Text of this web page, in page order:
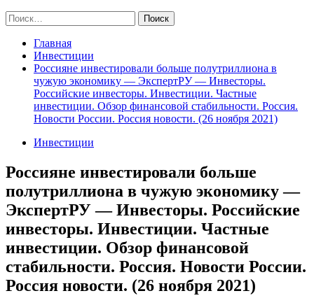
Найти:
Главная
Инвестиции
Россияне инвестировали больше полутриллиона в
чужую экономику — ЭкспертРУ — Инвесторы.
Российские инвесторы. Инвестиции. Частные
инвестиции. Обзор финансовой стабильности. Россия.
Новости России. Россия новости. (26 ноября 2021)
Инвестиции
Россияне инвестировали больше
полутриллиона в чужую экономику —
ЭкспертРУ — Инвесторы. Российские
инвесторы. Инвестиции. Частные
инвестиции. Обзор финансовой
стабильности. Россия. Новости России.
Россия новости. (26 ноября 2021)